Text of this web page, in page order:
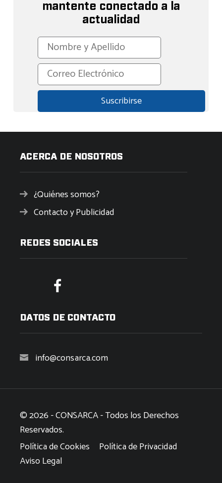
mantente conectado a la
actualidad
ACERCA DE NOSOTROS
¿Quiénes somos?
Contacto y Publicidad
REDES SOCIALES
DATOS DE CONTACTO
info@consarca.com
© 2026 - CONSARCA - Todos los Derechos
Reservados.
Política de Cookies
Política de Privacidad
Aviso Legal